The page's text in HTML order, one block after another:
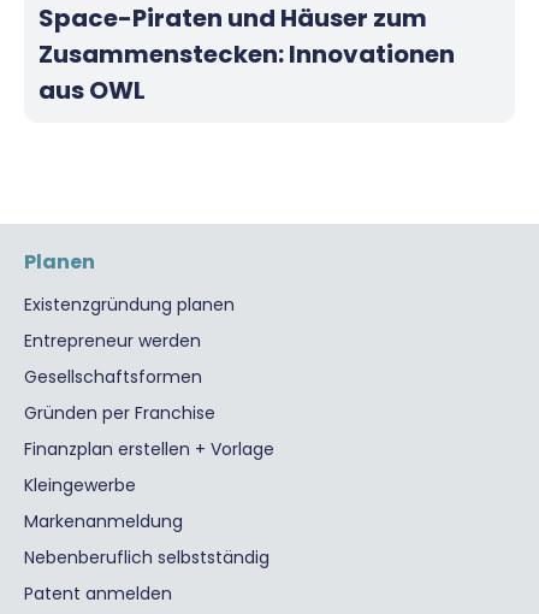
Space-Piraten und Häuser zum
Zusammenstecken: Innovationen
aus OWL
Planen
Existenzgründung planen
Entrepreneur werden
Gesellschaftsformen
Gründen per Franchise
Finanzplan erstellen + Vorlage
Kleingewerbe
Markenanmeldung
Nebenberuflich selbstständig
Patent anmelden